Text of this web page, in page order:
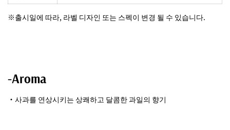
※출시일에 따라, 라벨 디자인 또는 스펙이 변경 될 수 있습니다.
-Aroma
・사과를 연상시키는 상쾌하고 달콤한 과일의 향기